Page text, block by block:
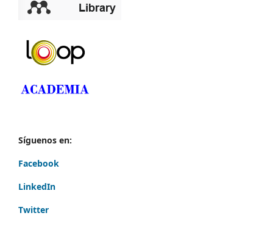
Síguenos en:
Facebook
LinkedIn
Twitter